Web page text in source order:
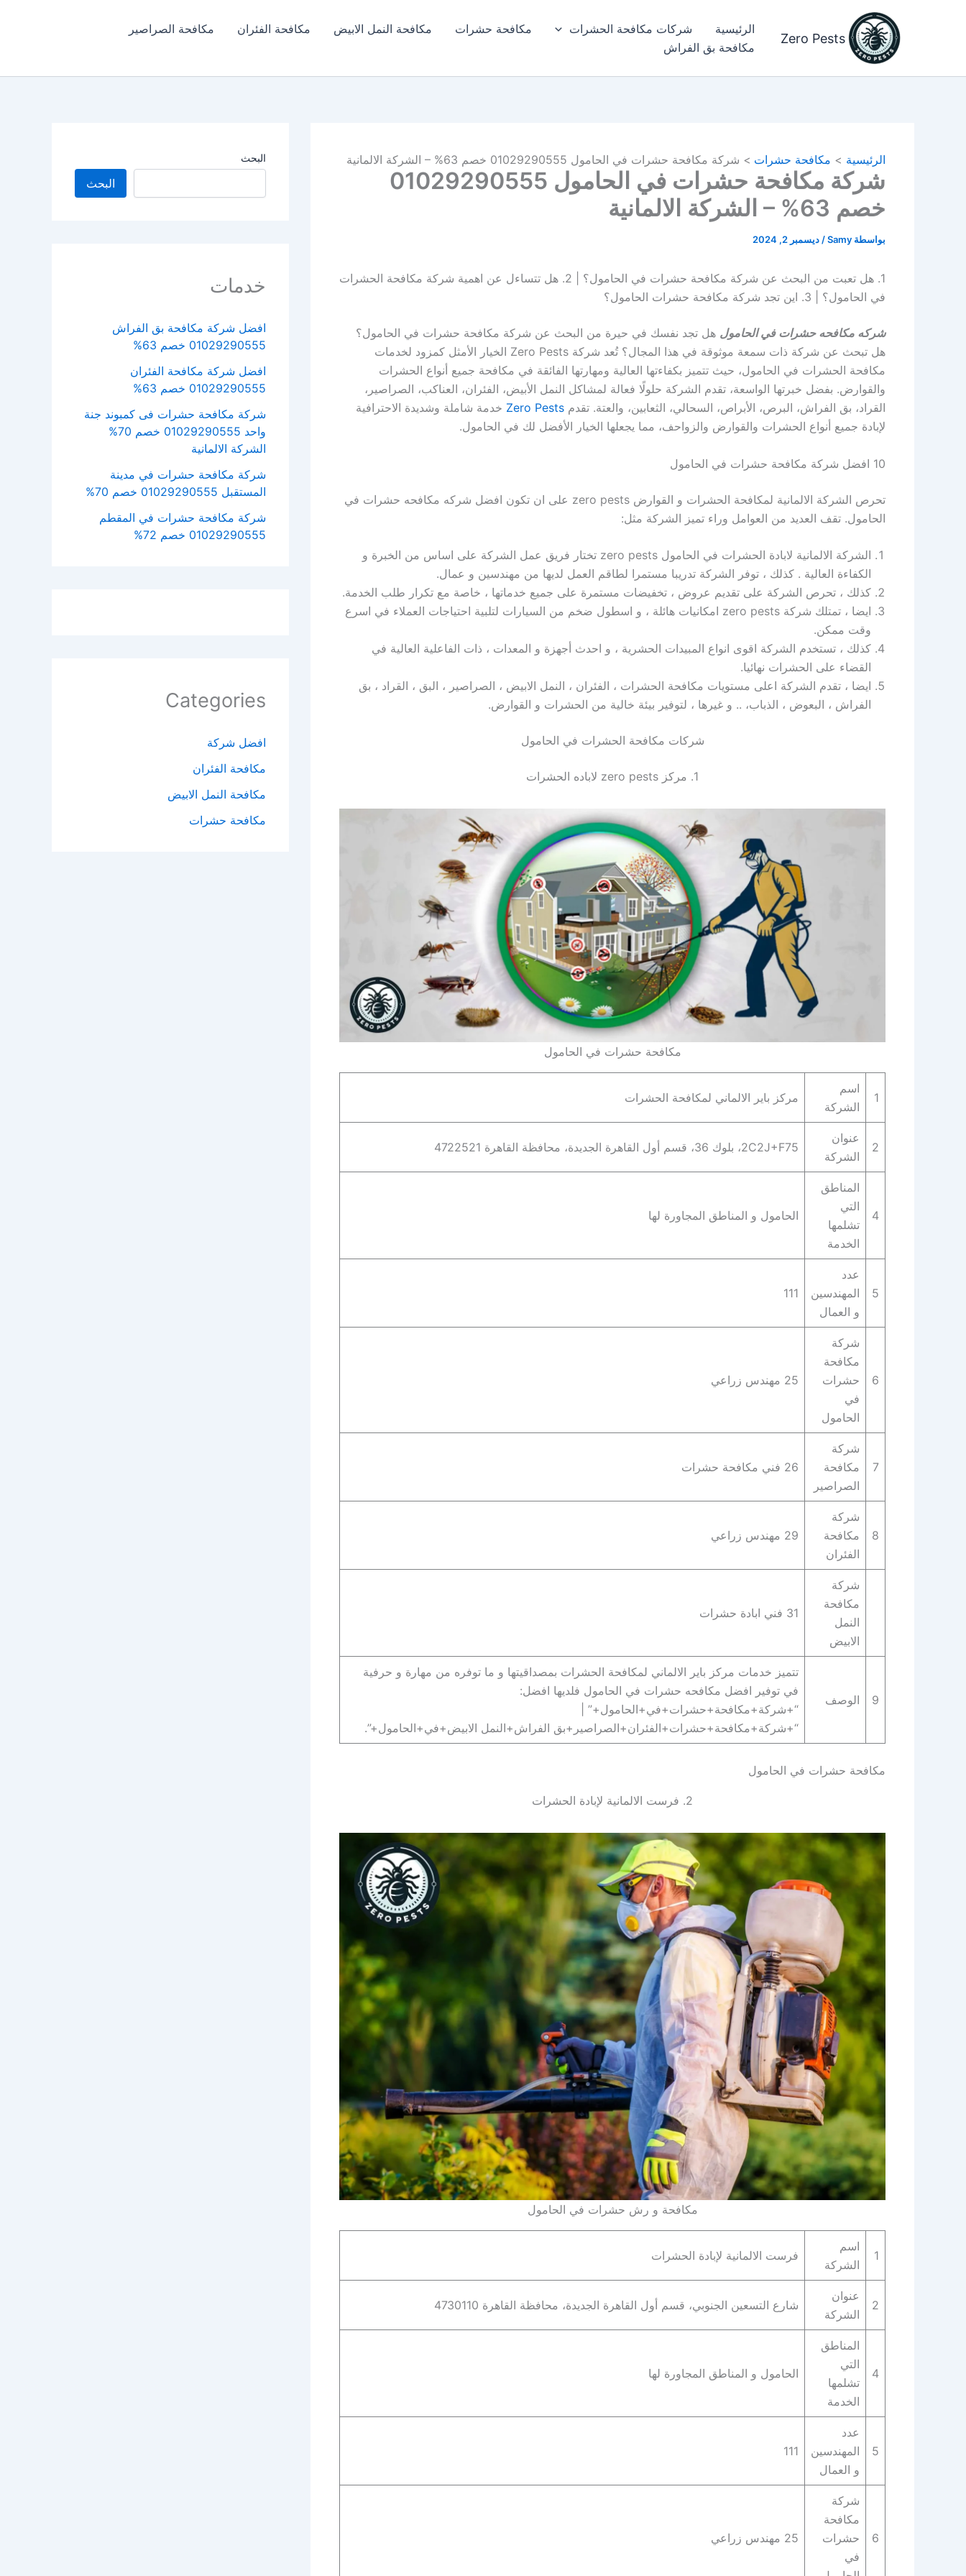
Zero Pests
الرئيسية شركات مكافحة الحشرات مكافحة حشرات مكافحة النمل الابيض​ مكافحة الفئران​
مكافحة الصراصير
مكافحة بق الفراش​
الرئيسية مكافحة حشرات شركة مكافحة حشرات في الحامول 01029290555 خصم 63% – الشركة الالمانية
شركة مكافحة حشرات في الحامول 01029290555
خصم 63% – الشركة الالمانية
بواسطة Samy
/ ديسمبر 2, 2024
1. هل تعبت من البحث عن شركة مكافحة حشرات في الحامول؟ | 2. هل تتساءل عن اهمية شركة مكافحة الحشرات
في الحامول؟ | 3. اين تجد شركة مكافحة حشرات الحامول؟
شركه مكافحه حشرات في الحامول هل تجد نفسك في حيرة من البحث عن شركة مكافحة حشرات في الحامول؟
هل تبحث عن شركة ذات سمعة موثوقة في هذا المجال؟ تُعد شركة Zero Pests الخيار الأمثل كمزود لخدمات
مكافحة الحشرات في الحامول، حيث تتميز بكفاءتها العالية ومهارتها الفائقة في مكافحة جميع أنواع الحشرات
والقوارض. بفضل خبرتها الواسعة، تقدم الشركة حلولًا فعالة لمشاكل النمل الأبيض، الفئران، العناكب، الصراصير،
القراد، بق الفراش، البرص، الأبراص، السحالي، الثعابين، والعتة. تقدم Zero Pests خدمة شاملة وشديدة الاحترافية
لإبادة جميع أنواع الحشرات والقوارض والزواحف، مما يجعلها الخيار الأفضل لك في الحامول.
10 افضل شركة مكافحة حشرات في الحامول
تحرص الشركة الالمانية لمكافحة الحشرات و القوارض zero pests على ان تكون افضل شركه مكافحه حشرات في
الحامول. تقف العديد من العوامل وراء تميز الشركة مثل:
الشركة الالمانية لابادة الحشرات في الحامول zero pests تختار فريق عمل الشركة على اساس من الخبرة و
الكفاءة العالية . كذلك ، توفر الشركة تدريبا مستمرا لطاقم العمل لديها من مهندسين و عمال.
كذلك ، تحرص الشركة على تقديم عروض ، تخفيضات مستمرة على جميع خدماتها ، خاصة مع تكرار طلب الخدمة.
ايضا ، تمتلك شركة zero pests امكانيات هائلة ، و اسطول ضخم من السيارات لتلبية احتياجات العملاء في اسرع
وقت ممكن.
كذلك ، تستخدم الشركة اقوى انواع المبيدات الحشرية ، و احدث أجهزة و المعدات ، ذات الفاعلية العالية في
القضاء على الحشرات نهائيا.
ايضا ، تقدم الشركة اعلى مستويات مكافحة الحشرات ، الفئران ، النمل الابيض ، الصراصير ، البق ، القراد ، بق
الفراش ، البعوض ، الذباب، .. و غيرها ، لتوفير بيئة خالية من الحشرات و القوارض.
شركات مكافحة الحشرات في الحامول
1. مركز zero pests لاباده الحشرات
مكافحة حشرات في الحامول
1
اسم
الشركة
مركز باير الالماني لمكافحة الحشرات
2
عنوان
الشركة
2C2J+F75، بلوك 36، قسم أول القاهرة الجديدة، محافظة القاهرة‬ 4722521
4
المناطق
التي
تشلمها
الخدمة
الحامول و المناطق المجاورة لها
5
عدد
المهندسين
و العمال
111
6
شركة
مكافحة
حشرات
في
الحامول
25 مهندس زراعي
7
شركة
مكافحة
الصراصير
26 فني مكافحة حشرات
8
شركة
مكافحة
الفئران
29 مهندس زراعي
شركة
مكافحة
النمل
الابيض
31 فني ابادة حشرات
9 الوصف
تتميز خدمات مركز باير الالماني لمكافحة الحشرات بمصداقيتها و ما توفره من مهارة و حرفية
في توفير افضل مكافحه حشرات في الحامول فلديها افضل:
“+شركة+مكافحة+حشرات+في+الحامول+” |
“+شركة+مكافحة+حشرات+الفئران+الصراصير+بق الفراش+النمل الابيض+في+الحامول+”.
مكافحة حشرات في الحامول
2. فرست الالمانية لإبادة الحشرات
مكافحة و رش حشرات في الحامول
1
اسم
الشركة
فرست الالمانية لإبادة الحشرات
2
عنوان
الشركة
شارع التسعين الجنوبي، قسم أول القاهرة الجديدة، محافظة القاهرة‬ 4730110
4
المناطق
التي
تشلمها
الخدمة
الحامول و المناطق المجاورة لها
5
عدد
المهندسين
و العمال
111
6
شركة
مكافحة
حشرات
في
25 مهندس زراعي
البحث
البحث
خدمات
افضل شركة مكافحة بق الفراش
01029290555 خصم 63%
افضل شركة مكافحة الفئران
01029290555 خصم 63%
شركة مكافحة حشرات فى كمبوند جنة
واحد 01029290555 خصم 70%
الشركة الالمانية
شركة مكافحة حشرات في مدينة
المستقبل 01029290555 خصم 70%
شركة مكافحة حشرات في المقطم
01029290555 خصم 72%
Categories
افضل شركة
مكافحة الفئران​
مكافحة النمل الابيض​
مكافحة حشرات